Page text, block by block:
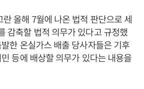
올해 7월에 나온 법적 판단으로 세
감축할 법적 의무가 있다고 규정했
한 온실가스 배출 당사자들은 기후
등에 배상할 의무가 있다는 내용을